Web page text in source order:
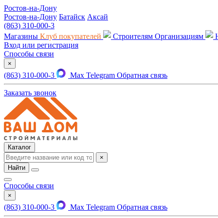
Ростов-на-Дону
Ростов-на-Дону Батайск Аксай
(863) 310-000-3
Магазины Клуб покупателей Строителям Организациям
Вход или регистрация
Способы связи
×
(863) 310-000-3 Max Telegram Обратная связь
Заказать звонок
Каталог
×
Найти
Способы связи
×
(863) 310-000-3 Max Telegram Обратная связь